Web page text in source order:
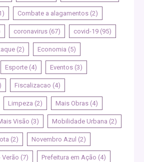
Combate a alagamentos (2)
coronavirus (67) covid-19 (95)
(2) Economia (5)
Esporte (4) Eventos (3)
Fiscalizacao (4)
Limpeza (2) Mais Obras (4)
Visão (3) Mobilidade Urbana (2)
(2) Novembro Azul (2)
Verão (7) Prefeitura em Ação (4)